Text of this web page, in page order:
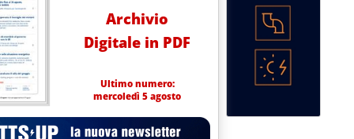
Archivio
Digitale in PDF
Ultimo numero:
mercoledì 5 agosto